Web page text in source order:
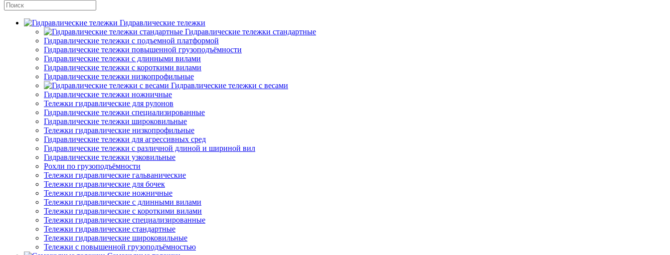
Гидравлические тележки
Гидравлические тележки стандартные
Гидравлические тележки с подъемной платформой
Гидравлические тележки повышенной грузоподъёмности
Гидравлические тележки с длинными вилами
Гидравлические тележки с короткими вилами
Гидравлические тележки низкопрофильные
Гидравлические тележки с весами
Гидравлические тележки ножничные
Тележки гидравлические для рулонов
Гидравлические тележки специализированные
Гидравлические тележки широковильные
Тележки гидравлические низкопрофильные
Гидравлические тележки для агрессивных сред
Гидравлические тележки с различной длиной и шириной вил
Гидравлические тележки узковильные
Рохли по грузоподъёмности
Тележки гидравлические гальванические
Тележки гидравлические для бочек
Тележки гидравлические ножничные
Тележки гидравлические с длинными вилами
Тележки гидравлические с короткими вилами
Тележки гидравлические специализированные
Тележки гидравлические стандартные
Тележки гидравлические широковильные
Тележки с повышенной грузоподъёмностью